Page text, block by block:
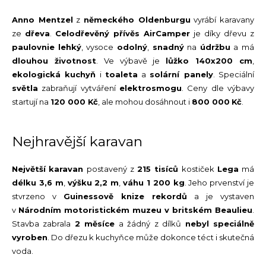
Anno Mentzel z německého Oldenburgu vyrábí karavany
ze dřeva Celodřevěný přívěs AirCamperje díky dřevu z
paulovnie lehký, vysoce odolný, snadnýna údržbu a má
dlouhou životnost. Ve výbavě je lůžko 140x200 cm
ekologická kuchyň i toaleta a solární panely. Speciální
světla zabraňují vytváření elektrosmogu . Ceny dle výbavy
startují na 120 000 Kč , ale mohou dosáhnout i 800 000 Kč
Nejhravější karavan
Největší karavan postavený z 215 tisíců kostiček Lega má
délku 3,6 m výšku 2,2 m ,váhu 1 200 kg . Jeho prvenství je
stvrzeno v Guinessově knize rekordů a je vystaven
v Národním motoristickém muzeu v britském Beaulieu
Stavba zabrala 2 měsíce a žádný z dílků nebyl speciálně
vyroben . Do dřezu k kuchyňce může dokonce téct i skutečná
voda.